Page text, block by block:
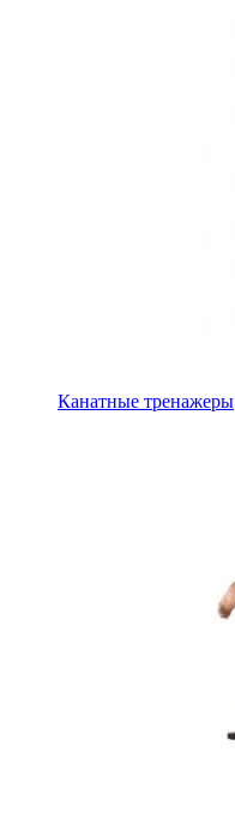
Канатные тренажеры